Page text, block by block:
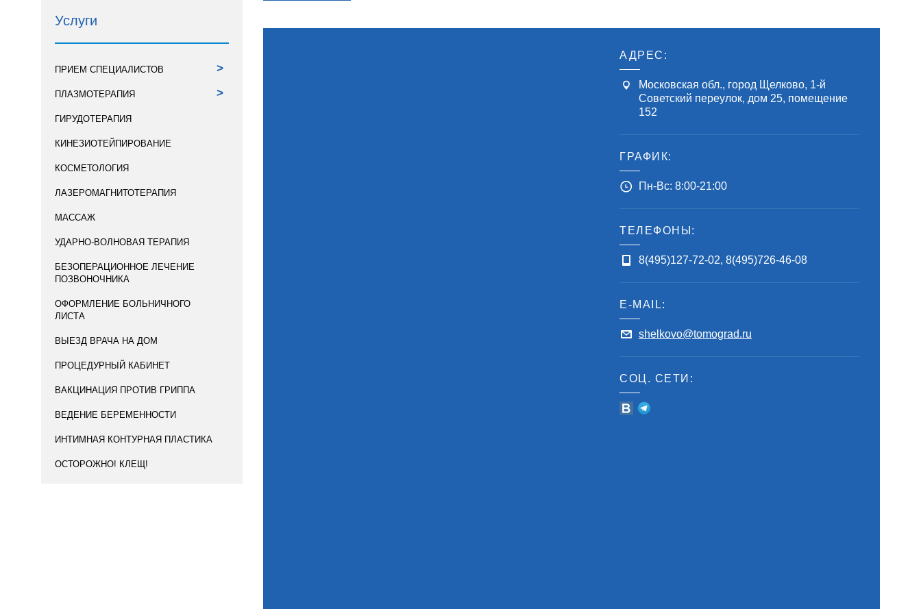
Услуги
ПРИЕМ СПЕЦИАЛИСТОВ >
ПЛАЗМОТЕРАПИЯ >
ГИРУДОТЕРАПИЯ
КИНЕЗИОТЕЙПИРОВАНИЕ
КОСМЕТОЛОГИЯ
ЛАЗЕРОМАГНИТОТЕРАПИЯ
МАССАЖ
УДАРНО-ВОЛНОВАЯ ТЕРАПИЯ
БЕЗОПЕРАЦИОННОЕ ЛЕЧЕНИЕ
ПОЗВОНОЧНИКА
ОФОРМЛЕНИЕ БОЛЬНИЧНОГО
ЛИСТА
ВЫЕЗД ВРАЧА НА ДОМ
ПРОЦЕДУРНЫЙ КАБИНЕТ
ВАКЦИНАЦИЯ ПРОТИВ ГРИППА
ВЕДЕНИЕ БЕРЕМЕННОСТИ
ИНТИМНАЯ КОНТУРНАЯ ПЛАСТИКА
ОСТОРОЖНО! КЛЕЩ!
АДРЕС:
Московская обл., город Щелково, 1-й
Советский переулок, дом 25, помещение
152
ГРАФИК:
Пн-Вс: 8:00-21:00
ТЕЛЕФОНЫ:
8(495)127-72-02, 8(495)726-46-08
E-MAIL:
shelkovo@tomograd.ru
СОЦ. СЕТИ: